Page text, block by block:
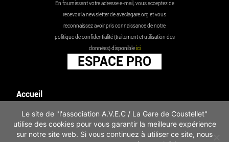
En fournissant votre adresse e-mail, vous acceptez de
recevoir la newsletter de aveclagare.org et vous
reconnaissez avoir pris connaissance de notre
politique de confidentialité (traitement et utilisation des
données) disponibleici
ESPACE PRO
Accueil
Les actualités
Mentions légales
Infos pratiques
Le site de "l'association A.V.E.C / La Gare de Coustellet"
utilise des cookies pour vous garantir la meilleure expérience
sur notre site web. Si vous continuez à utiliser ce site, nous